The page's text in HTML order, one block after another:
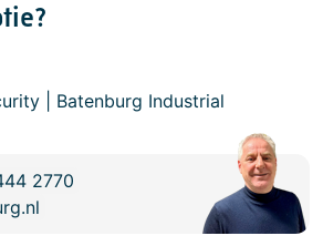
| Batenburg Industrial
2770